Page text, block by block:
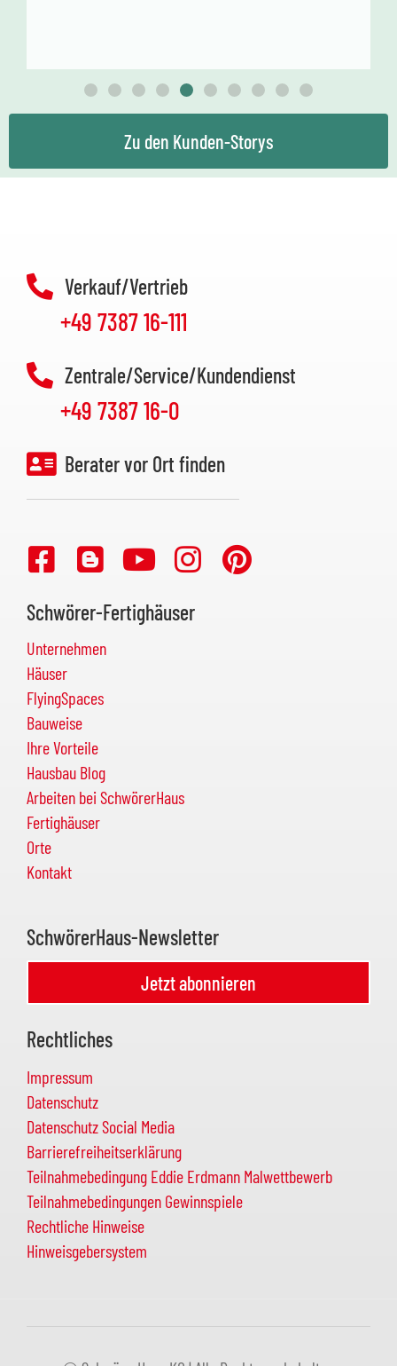
Zu den Kunden-Storys
Verkauf/Vertrieb
+49 7387 16-111
Zentrale/Service/Kundendienst
+49 7387 16-0
Berater vor Ort finden
Schwörer-Fertighäuser
Unternehmen
Häuser
FlyingSpaces
Bauweise
Ihre Vorteile
Hausbau Blog
Arbeiten bei SchwörerHaus
Fertighäuser
Orte
Kontakt
SchwörerHaus-Newsletter
Jetzt abonnieren
Rechtliches
Impressum
Datenschutz
Datenschutz Social Media
Barrierefreiheitserklärung
Teilnahmebedingung Eddie Erdmann Malwettbewerb
Teilnahmebedingungen Gewinnspiele
Rechtliche Hinweise
Hinweisgebersystem